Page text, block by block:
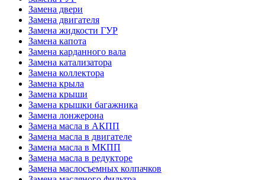
Замена двери
Замена двигателя
Замена жидкости ГУР
Замена капота
Замена карданного вала
Замена катализатора
Замена коллектора
Замена крыла
Замена крыши
Замена крышки багажника
Замена лонжерона
Замена масла в АКПП
Замена масла в двигателе
Замена масла в МКПП
Замена масла в редукторе
Замена маслосъемных колпачков